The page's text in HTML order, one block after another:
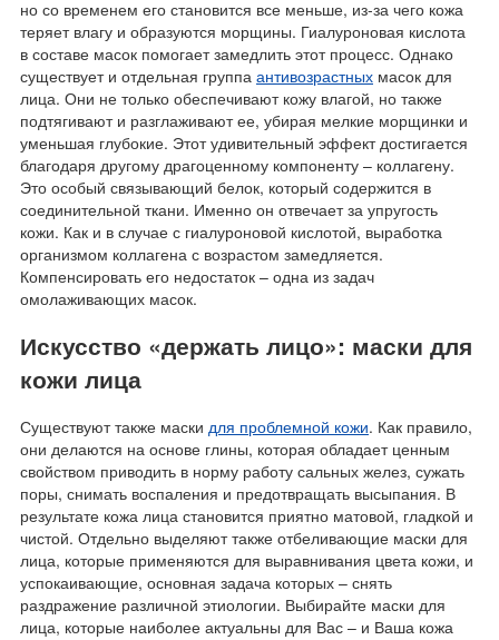
но со временем его становится все меньше, из-за чего кожа
теряет влагу и образуются морщины. Гиалуроновая кислота
в составе масок помогает замедлить этот процесс. Однако
существует и отдельная группа антивозрастных масок для
лица. Они не только обеспечивают кожу влагой, но также
подтягивают и разглаживают ее, убирая мелкие морщинки и
уменьшая глубокие. Этот удивительный эффект достигается
благодаря другому драгоценному компоненту – коллагену.
Это особый связывающий белок, который содержится в
соединительной ткани. Именно он отвечает за упругость
кожи. Как и в случае с гиалуроновой кислотой, выработка
организмом коллагена с возрастом замедляется.
Компенсировать его недостаток – одна из задач
омолаживающих масок.
Искусство «держать лицо»: маски для
кожи лица
Существуют также маски для проблемной кожи. Как правило,
они делаются на основе глины, которая обладает ценным
свойством приводить в норму работу сальных желез, сужать
поры, снимать воспаления и предотвращать высыпания. В
результате кожа лица становится приятно матовой, гладкой и
чистой. Отдельно выделяют также отбеливающие маски для
лица, которые применяются для выравнивания цвета кожи, и
успокаивающие, основная задача которых – снять
раздражение различной этиологии. Выбирайте маски для
лица, которые наиболее актуальны для Вас – и Ваша кожа